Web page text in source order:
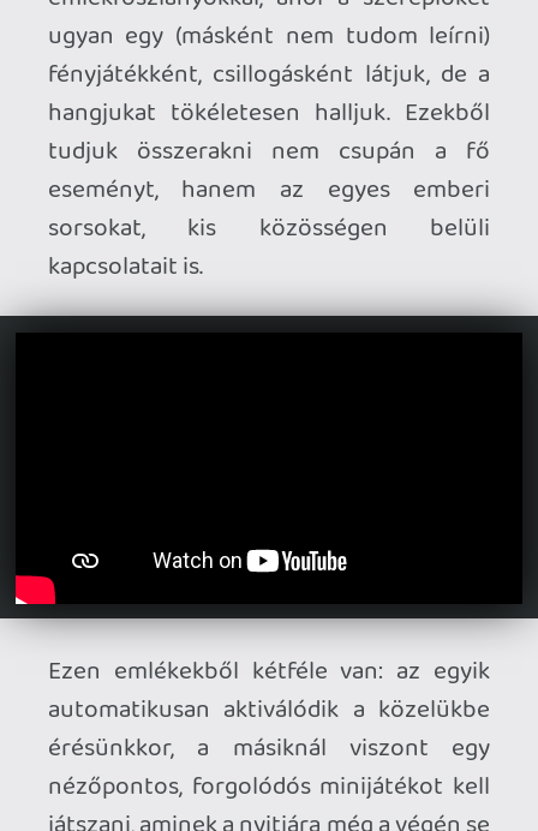
Ezen emlékekből kétféle van: az egyik
automatikusan aktiválódik a közelükbe
érésünkkor, a másiknál viszont egy
nézőpontos, forgolódós minijátékot kell
játszani, aminek a nyitjára még a végén se
nagyon jöttem rá. Utóbbiak elvileg a
történet szempontjából fontosabb
események, nem mellesleg csupán ezek
megtekintését követően ment a
program. Ezen kívül a csörgő telefonok
és rádiók aktiválásával beszélgetéseket
meg személyes feljegyzéseket is
A környezet megalkotása elsőrangú,
grafikailag talán még ma is megállná a
helyét, de a játék első indításkor furán
CryEngine 3-nak egy hibája, de egy
bizonyos beállítást megbütykölve
megoldódott a probléma, és teljes
pompájában lehet élvezni a játékot.
Pro: